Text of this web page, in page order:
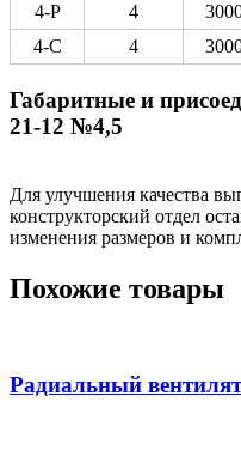
4-Р
4
4-С
4
Габаритные и
21-12 №4,5
Для улучшения качества
конструкторский отдел
изменения размеров и
Похожие товары
Радиальный